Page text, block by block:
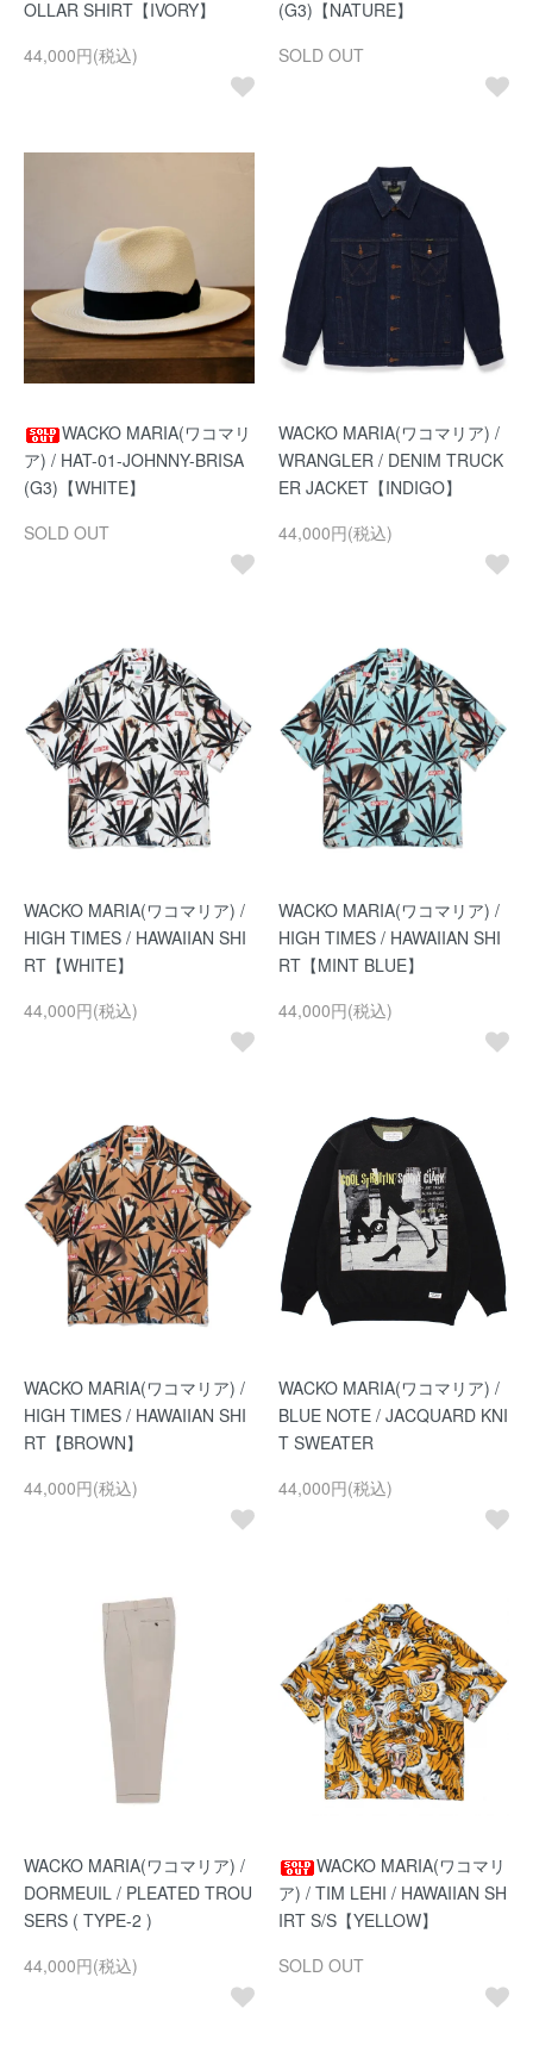
OLLAR SHIRT【IVORY】
44,000円(税込)
(G3)【NATURE】
SOLD OUT
WACKO MARIA(ワコマリ
ア) / HAT-01-JOHNNY-BRISA
(G3)【WHITE】
SOLD OUT
WACKO MARIA(ワコマリア) /
WRANGLER / DENIM TRUCK
ER JACKET【INDIGO】
44,000円(税込)
WACKO MARIA(ワコマリア) /
HIGH TIMES / HAWAIIAN SHI
RT【WHITE】
44,000円(税込)
WACKO MARIA(ワコマリア) /
HIGH TIMES / HAWAIIAN SHI
RT【MINT BLUE】
44,000円(税込)
WACKO MARIA(ワコマリア) /
HIGH TIMES / HAWAIIAN SHI
RT【BROWN】
44,000円(税込)
WACKO MARIA(ワコマリア) /
BLUE NOTE / JACQUARD KNI
T SWEATER
44,000円(税込)
WACKO MARIA(ワコマリア) /
DORMEUIL / PLEATED TROU
SERS ( TYPE-2 )
44,000円(税込)
WACKO MARIA(ワコマリ
ア) / TIM LEHI / HAWAIIAN SH
IRT S/S【YELLOW】
SOLD OUT